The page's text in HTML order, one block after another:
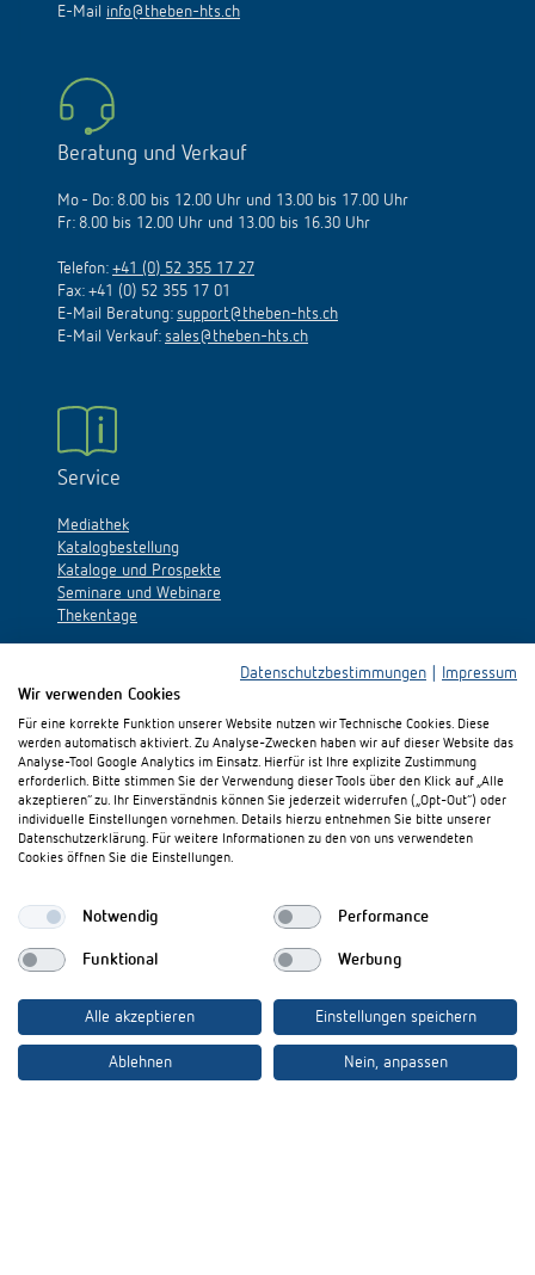
E-Mail info@theben-hts.ch
Beratung und Verkauf
Mo - Do: 8.00 bis 12.00 Uhr und 13.00 bis 17.00 Uhr
Fr: 8.00 bis 12.00 Uhr und 13.00 bis 16.30 Uhr
Telefon: +41 (0) 52 355 17 27
Fax: +41 (0) 52 355 17 01
E-Mail Beratung: support@theben-hts.ch
E-Mail Verkauf: sales@theben-hts.ch
Service
Mediathek
Katalogbestellung
Kataloge und Prospekte
Seminare und Webinare
Thekentage
Theben AG
Hohenbergstraße 32
72401 Haigerloch
Deutschland
Fax: +49 (0)74 74/692-150
Datenschutzbestimmungen
Impressum
Wir verwenden Cookies
Für eine korrekte Funktion unserer Website nutzen wir Technische Cookies. Diese
werden automatisch aktiviert. Zu Analyse-Zwecken haben wir auf dieser Website das
Analyse-Tool Google Analytics im Einsatz. Hierfür ist Ihre explizite Zustimmung
erforderlich. Bitte stimmen Sie der Verwendung dieser Tools über den Klick auf „Alle
akzeptieren“ zu. Ihr Einverständnis können Sie jederzeit widerrufen („Opt-Out“) oder
individuelle Einstellungen vornehmen. Details hierzu entnehmen Sie bitte unserer
Datenschutzerklärung. Für weitere Informationen zu den von uns verwendeten
Cookies öffnen Sie die Einstellungen.
Notwendig Performance
Funktional Werbung
Alle akzeptieren Einstellungen speichern
Ablehnen Nein, anpassen